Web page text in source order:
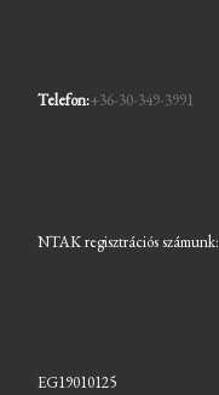
Telefon:+36-30-349-3991
NTAK regisztrációs számunk:
EG19010125